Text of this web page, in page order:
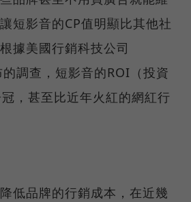
短影音的CP值明顯比其他社
據美國行銷科技公司
調查，短影音的ROI（投資
，甚至比近年火紅的網紅行
低品牌的行銷成本，在近幾